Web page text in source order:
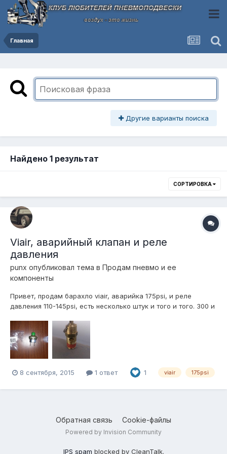
Главная
Другие варианты поиска
Найдено 1 результат
СОРТИРОВКА
Viair, аварийный клапан и реле
давления
punx опубликовал тема в Продам пневмо и ее
компоненты
Привет, продам барахло viair, аварийка 175psi, и реле
давления 110-145psi, есть несколько штук и того и того. 300 и
Марк
8 сентября, 2015 1 ответ 1 viair 175psi
Обратная связь Cookie-файлы
Powered by Invision Community
IPS spam blocked by CleanTalk.